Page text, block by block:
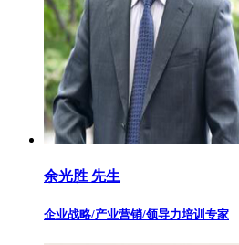
余光胜 先生
企业战略/产业营销/领导力培训专家